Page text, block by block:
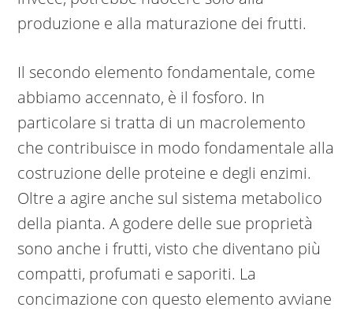
produzione e alla maturazione dei frutti.
Il secondo elemento fondamentale, come
abbiamo accennato, è il fosforo. In
particolare si tratta di un macrolemento
che contribuisce in modo fondamentale alla
costruzione delle proteine e degli enzimi.
Oltre a agire anche sul sistema metabolico
della pianta. A godere delle sue proprietà
sono anche i frutti, visto che diventano più
compatti, profumati e saporiti. La
concimazione con questo elemento avviane